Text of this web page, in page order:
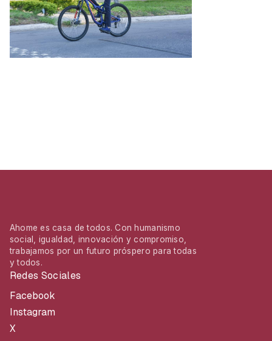
Ahome es casa de todos. Con humanismo
social, igualdad, innovación y compromiso,
trabajamos por un futuro próspero para todas
y todos.
Redes Sociales
Facebook
Instagram
X